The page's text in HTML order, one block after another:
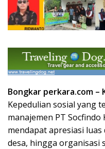
Bongkar perkara.com –
Kepedulian sosial yang
manajemen PT
mendapat apresiasi
desa, hingga organisasi